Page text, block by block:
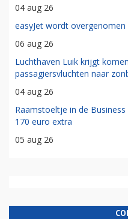
04 aug 26
easyJet wordt
06 aug 26
Luchthaven Luik krijgt
passagiersvluchten naar
04 aug 26
Raamstoeltje in de
170 euro extra
05 aug 26